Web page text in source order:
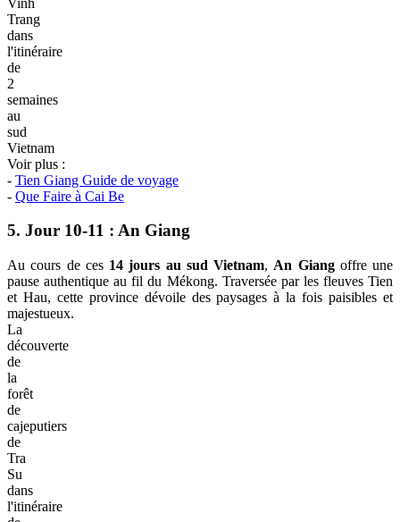
Trang
dans
l'itinéraire
de
2
semaines
au
sud
Vietnam
Voir plus :
- Tien Giang Guide de voyage
- Que Faire à Cai Be
5. Jour 10-11 : An Giang
Au cours de ces 14 jours au sud Vietnam, An Giangoffre une
pause authentique au fil du Mékong. Traversée par les fleuves Tien
et Hau, cette province dévoile des paysages à la fois paisibles et
majestueux.
La
découverte
de
la
forêt
de
cajeputiers
de
Tra
Su
dans
l'itinéraire